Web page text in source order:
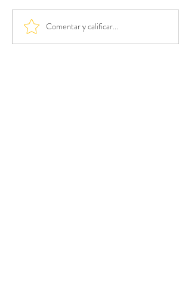
Comentar y calificar...